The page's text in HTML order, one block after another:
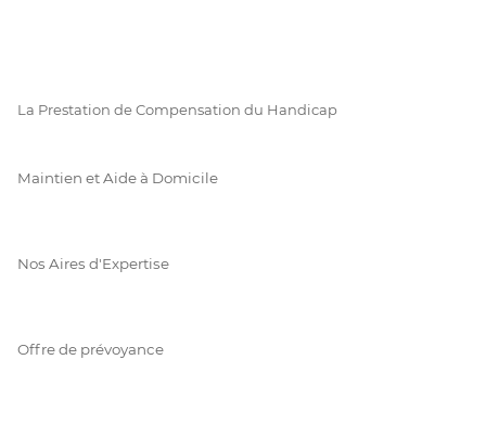
La Prestation de Compensation du Handicap
Maintien et Aide à Domicile
Nos Aires d'Expertise
Offre de prévoyance